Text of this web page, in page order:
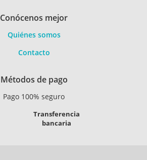
Conócenos mejor
Quiénes somos
Contacto
Métodos de pago
Pago 100% seguro
Transferencia
bancaria